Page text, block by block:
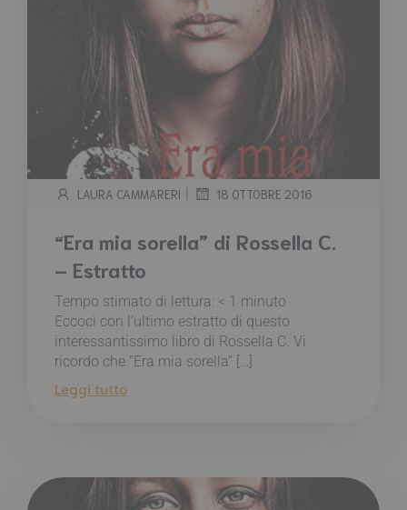
LAURA CAMMARERI | 18 OTTOBRE 2016
“Era mia sorella” di Rossella C.
– Estratto
Tempo stimato di lettura: < 1 minuto
Eccoci con l’ultimo estratto di questo
interessantissimo libro di Rossella C. Vi
ricordo che “Era mia sorella” […]
Leggi tutto